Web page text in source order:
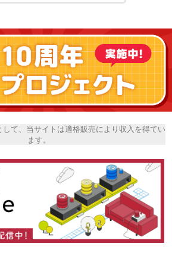
て、当サイトは適格販売により収入を得てい
ます。